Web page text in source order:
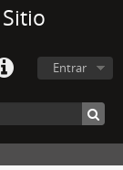
Entrar